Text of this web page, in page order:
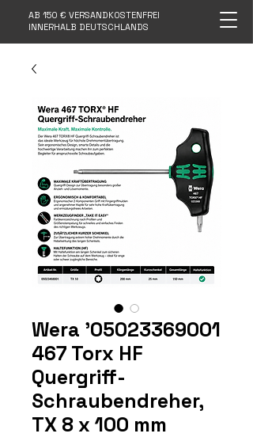
AB 150 € VERSANDKOSTENFREI
INNERHALB DEUTSCHLANDS
Wera '05023369001
467 Torx HF
Quergriff-
Schraubendreher,
TX 8 x 100 mm